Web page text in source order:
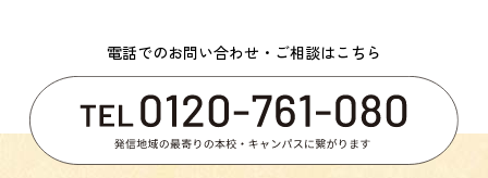
電話でのお問い合わせ・ご相談はこちら